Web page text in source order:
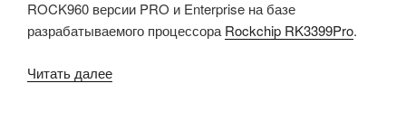
ТБ
жестким
видеокартой
ROCK960 версии PRO и Enterprise на базе
разрабатываемого процессора Rockchip RK3399Pro.
Читать далее«Компания